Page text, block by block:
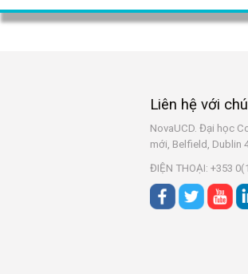
Liên hệ với
NovaUCD. Đại học
mới, Belfield, Dublin
ĐIỆN THOẠI: +353